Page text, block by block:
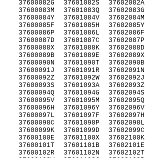
37600082G
37600083M
37600084Y
37600085F
37600086P
37600087D
37600088X
37600089B
37600090N
37600091J
37600092Z
37600093S
37600094Q
37600095V
37600096H
37600097L
37600098C
37600099K
37600100E
37600101T
37600102R
37601082S
37601083Q
37601084V
37601085H
37601086L
37601087C
37601088K
37601089E
37601090T
37601091R
37601092W
37601093A
37601094G
37601095M
37601096Y
37601097F
37601098P
37601099D
37601100X
37601101B
37601102N
37602082A
37602083G
37602084M
37602085Y
37602086F
37602087P
37602088D
37602089X
37602090B
37602091N
37602092J
37602093Z
37602094S
37602095Q
37602096V
37602097H
37602098L
37602099C
37602100K
37602101E
37602102T